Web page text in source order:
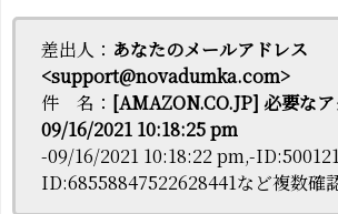
差出人： あなたのメールアドレス
<support@novadumka.com>
件 名： [AMAZON.CO.JP] 必要な
09/16/2021 10:18:25 pm
-09/16/2021 10:18:22 pm,-
ID:68558847522628441など複数確